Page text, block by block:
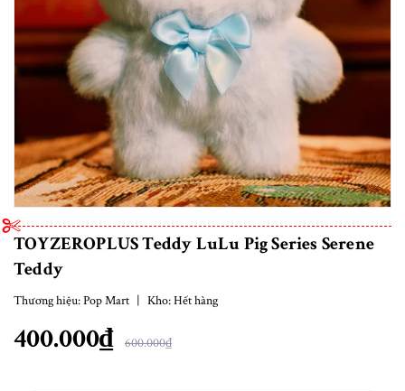
TOYZEROPLUS Teddy LuLu Pig Series Serene
Teddy
Thương hiệu:Pop Mart | Kho:Hết hàng
400.000₫ 600.000₫